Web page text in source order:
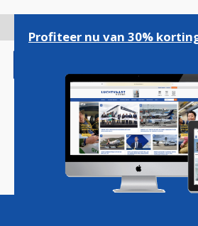
gaan
Magazine Podcasts
Profiteer nu van 30%